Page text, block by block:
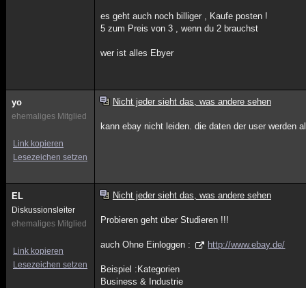
es geht auch noch billiger , Kaufe posten !
5 zum Preis von 3 , wenn du 2 brauchst
wer ist alles Ebyer
yo
ehemaliges Mitglied
Link kopieren
Lesezeichen setzen
Nicht jeder sieht das, was andere sehen
kann ebay nicht leiden. die daten der user werden
EL
Diskussionsleiter
ehemaliges Mitglied
Link kopieren
Lesezeichen setzen
Nicht jeder sieht das, was andere sehen
Probieren geht über Studieren !!!
auch Ohne Einloggen : http://www.ebay.de/
Beispiel :Kategorien
Business & Industrie